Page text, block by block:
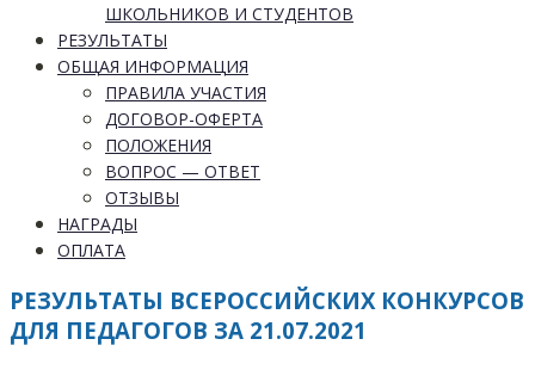
ШКОЛЬНИКОВ И СТУДЕНТОВ
РЕЗУЛЬТАТЫ
ОБЩАЯ ИНФОРМАЦИЯ
ПРАВИЛА УЧАСТИЯ
ДОГОВОР-ОФЕРТА
ПОЛОЖЕНИЯ
ВОПРОС — ОТВЕТ
ОТЗЫВЫ
НАГРАДЫ
ОПЛАТА
РЕЗУЛЬТАТЫ ВСЕРОССИЙСКИХ КОНКУРСОВ
ДЛЯ ПЕДАГОГОВ ЗА 21.07.2021